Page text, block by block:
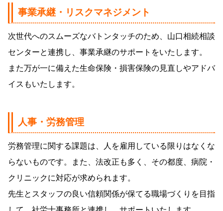
事業承継・リスクマネジメント
次世代へのスムーズなバトンタッチのため、山口相続相談
センターと連携し、事業承継のサポートをいたします。
また万が一に備えた生命保険・損害保険の見直しやアドバ
イスもいたします。
人事・労務管理
労務管理に関する課題は、人を雇用している限りはなくな
らないものです。また、法改正も多く、その都度、病院・
クリニックに対応が求められます。
先生とスタッフの良い信頼関係が保てる職場づくりを目指